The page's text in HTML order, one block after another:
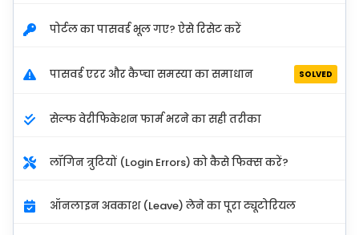
पोर्टल का पासवर्ड भूल गए? ऐसे रिसेट करें
पासवर्ड एरर और कैप्चा समस्या का समाधान SOLVED
सेल्फ वेरीफिकेशन फार्म भरने का सही तरीका
लॉगिन त्रुटियों (Login Errors) को कैसे फिक्स करें?
ऑनलाइन अवकाश (Leave) लेने का पूरा ट्यूटोरियल